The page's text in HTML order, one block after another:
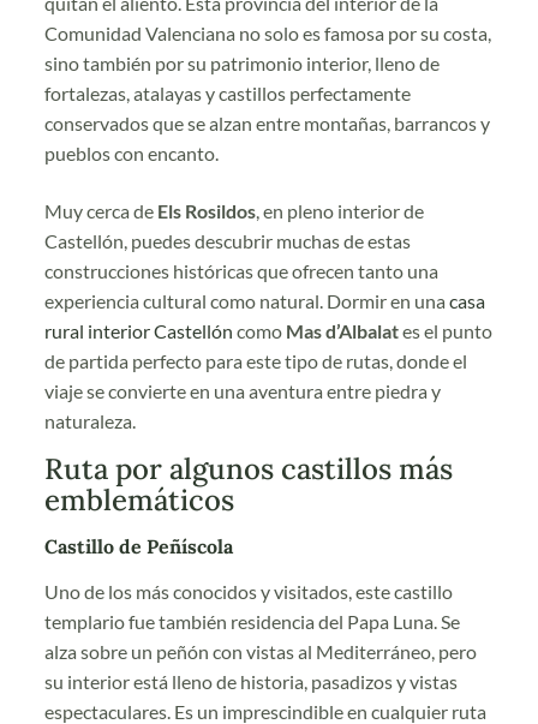
Comunidad Valenciana no solo es famosa por su costa,
sino también por su patrimonio interior, lleno de
fortalezas, atalayas y castillos perfectamente
conservados que se alzan entre montañas, barrancos y
pueblos con encanto.
Muy cerca de Els Rosildos, en pleno interior de
Castellón, puedes descubrir muchas de estas
construcciones históricas que ofrecen tanto una
experiencia cultural como natural. Dormir en una casa
rural interior Castellón como Mas d’Albalates el punto
de partida perfecto para este tipo de rutas, donde el
viaje se convierte en una aventura entre piedra y
naturaleza.
Ruta por algunos castillos más
emblemáticos
Castillo de Peñíscola
Uno de los más conocidos y visitados, este castillo
templario fue también residencia del Papa Luna. Se
alza sobre un peñón con vistas al Mediterráneo, pero
su interior está lleno de historia, pasadizos y vistas
espectaculares. Es un imprescindible en cualquier ruta